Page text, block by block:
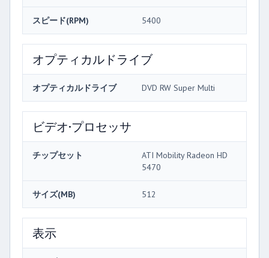
スピード(RPM) 5400
オプティカルドライブ
オプティカルドライブ DVD RW Super Multi
ビデオ·プロセッサ
チップセット
ATI Mobility Radeon HD
5470
サイズ(MB) 512
表示